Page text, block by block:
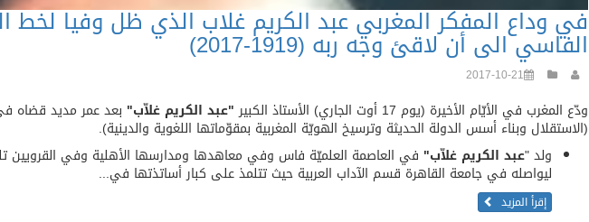
في وداع المفكر المغربي عبد الكريم غلاب الذي ظل وفيا لخط
الفاسي الى أن لاقئ وجه ربه (1919-2017)
2017-10-21
ودّع المغرب في الأيّام الأخيرة (يوم 17 أوت الجاري) الأستاذ الكبير "عبد الكريم غلاّب" بعد عمر مديد قضاه
(الاستقلال وبناء أسس الدولة الحديثة وترسيخ الهويّة المغربية بمقوّماتها اللغوية والدينية).
ولد "عبد الكريم غلاّب" في العاصمة العلميّة فاس وفي معاهدها ومدارسها الأهلية وفي القرويين
ليواصله في جامعة القاهرة قسم الآداب العربية حيث تتلمذ على كبار أساتذتها في...
إقرأ المزيد